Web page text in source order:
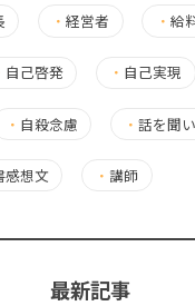
・経営者 ・ 給
自己啓発 ・ 自己実現
・ 自殺念慮 ・話を聞
感想文 ・ 講師
最新記事